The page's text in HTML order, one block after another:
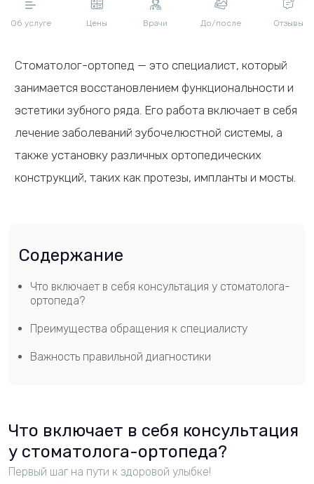
Об услуге Цены Врачи До/после Отзывы
Стоматолог-ортопед — это специалист, который
занимается восстановлением функциональности и
эстетики зубного ряда. Его работа включает в себя
лечение заболеваний зубочелюстной системы, а
также установку различных ортопедических
конструкций, таких как протезы, импланты и мосты.
Содержание
Что включает в себя консультация у стоматолога-
ортопеда?
Преимущества обращения к специалисту
Важность правильной диагностики
Что включает в себя консультация
у стоматолога-ортопеда?
Первый шаг на пути к здоровой улыбке!